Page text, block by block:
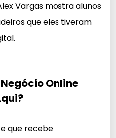
Vargas mostra alunos
que eles tiveram
Online
que recebe